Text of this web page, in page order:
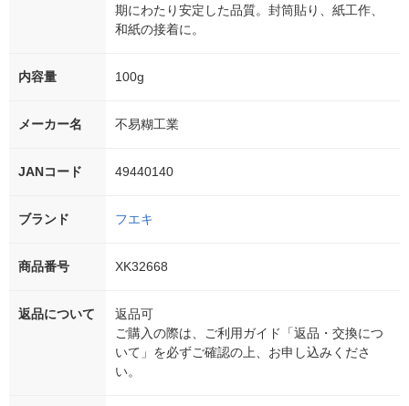
期にわたり安定した品質。封筒貼り、紙工作、
和紙の接着に。
内容量 100g
メーカー名 不易糊工業
JANコード 49440140
ブランド フエキ
商品番号 XK32668
返品について
返品可
ご購入の際は、ご利用ガイド「返品・交換につ
いて」を必ずご確認の上、お申し込みくださ
い。